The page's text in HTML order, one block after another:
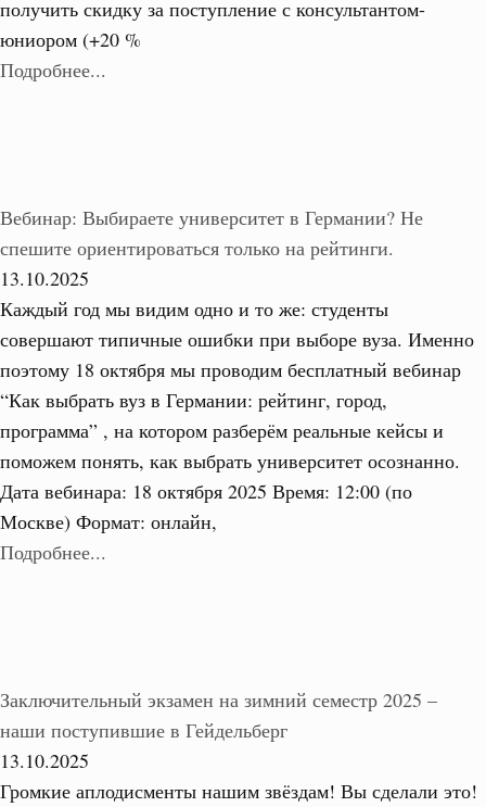
получить скидку за поступление с консультантом-
юниором (+20 %
Подробнее...
Вебинар: Выбираете университет в Германии? Не
спешите ориентироваться только на рейтинги.
13.10.2025
Каждый год мы видим одно и то же: студенты
совершают типичные ошибки при выборе вуза. Именно
поэтому 18 октября мы проводим бесплатный вебинар
“Как выбрать вуз в Германии: рейтинг, город,
программа” , на котором разберём реальные кейсы и
поможем понять, как выбрать университет осознанно.
Дата вебинара: 18 октября 2025 Время: 12:00 (по
Москве) Формат: онлайн,
Подробнее...
Заключительный экзамен на зимний семестр 2025 –
наши поступившие в Гейдельберг
13.10.2025
Громкие аплодисменты нашим звёздам! Вы сделали это!